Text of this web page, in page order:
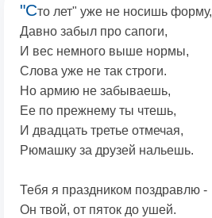
"Сто лет" уже не носишь форму,
Давно забыл про сапоги,
И вес немного выше нормы,
Слова уже не так строги.
Но армию не забываешь,
Ее по прежнему ты чтешь,
И двадцать третье отмечая,
Рюмашку за друзей нальешь.
Тебя я праздником поздравлю -
Он твой, от пяток до ушей.